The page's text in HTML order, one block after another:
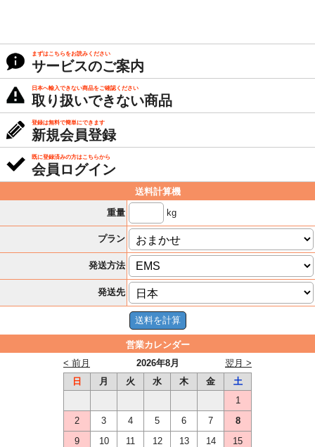
まずはこちらをお読みください
サービスのご案内
日本へ輸入できない商品をご確認ください
取り扱いできない商品
登録は無料で簡単にできます
新規会員登録
既に登録済みの方はこちらから
会員ログイン
送料計算機
重量
kg
プラン
発送方法
発送先
営業カレンダー
2026年8月
< 前月
翌月 >
日
月 火 水 木 金
土
1
2
3 4 5 6 7
8
9
10 11 12 13 14
15